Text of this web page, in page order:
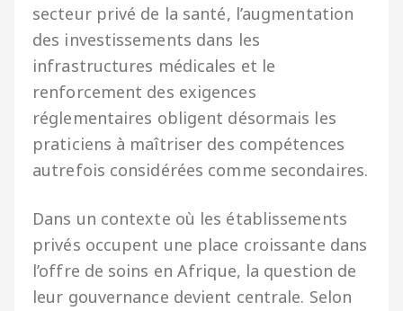
secteur privé de la santé, l’augmentation
des investissements dans les
infrastructures médicales et le
renforcement des exigences
réglementaires obligent désormais les
praticiens à maîtriser des compétences
autrefois considérées comme secondaires.
Dans un contexte où les établissements
privés occupent une place croissante dans
l’offre de soins en Afrique, la question de
leur gouvernance devient centrale. Selon